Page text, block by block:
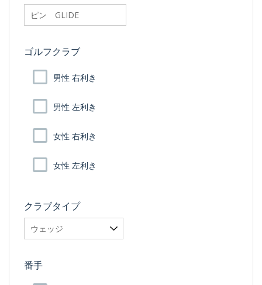
searchfilter_pro
ゴルフクラブ
男性 右利き
男性 左利き
女性 右利き
女性 左利き
クラブタイプ
番手